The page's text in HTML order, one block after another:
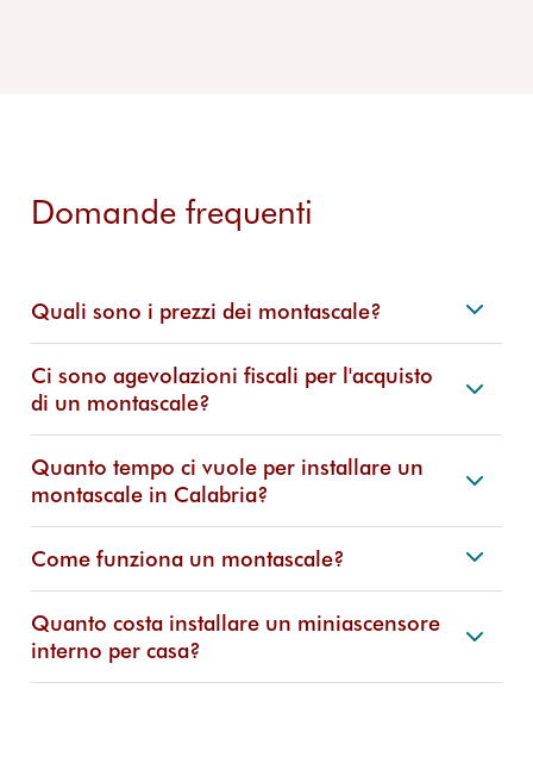
Domande frequenti
Quali sono i prezzi dei montascale?
Ci sono agevolazioni fiscali per l'acquisto
di un montascale?
Quanto tempo ci vuole per installare un
montascale in Calabria?
Come funziona un montascale?
Quanto costa installare un miniascensore
interno per casa?